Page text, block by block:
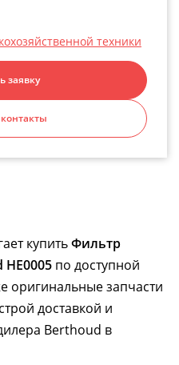
техники
заявку
купитьФильтр
по доступной
оригинальные запчасти
доставкой и
Berthoud в